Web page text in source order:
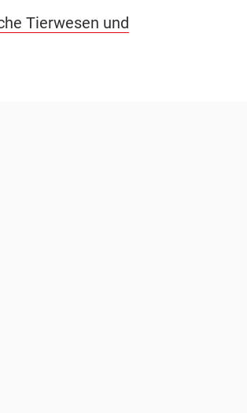
Tierwesen und